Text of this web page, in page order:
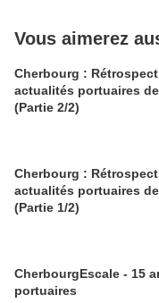
Vous aimerez
Cherbourg :
actualités portuaires de
(Partie 2/2)
Cherbourg :
actualités portuaires de
(Partie 1/2)
CherbourgEscale - 15
portuaires